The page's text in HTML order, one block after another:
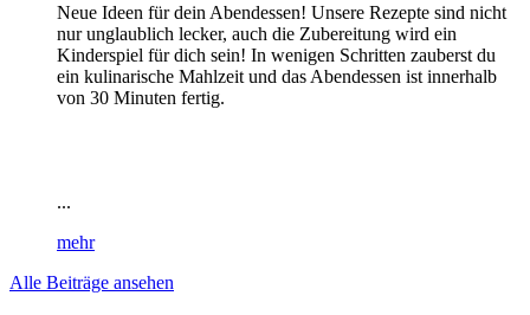
Neue Ideen für dein Abendessen! Unsere Rezepte sind nicht
nur unglaublich lecker, auch die Zubereitung wird ein
Kinderspiel für dich sein! In wenigen Schritten zauberst du
ein kulinarische Mahlzeit und das Abendessen ist innerhalb
von 30 Minuten fertig.
...
mehr
Alle Beiträge ansehen